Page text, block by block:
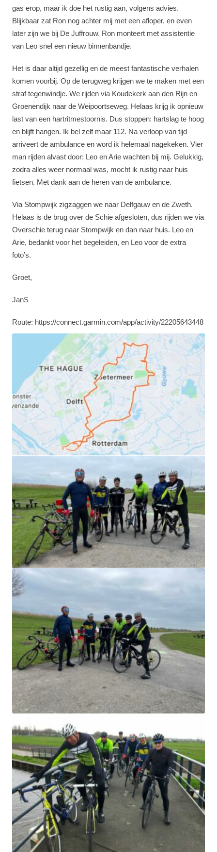
gas erop, maar ik doe het rustig aan, volgens advies.
Blijkbaar zat Ron nog achter mij met een afloper, en even
later zijn we bij De Juffrouw. Ron monteert met assistentie
van Leo snel een nieuw binnenbandje.
Het is daar altijd gezellig en de meest fantastische verhalen
komen voorbij. Op de terugweg krijgen we te maken met een
straf tegenwindje. We rijden via Koudekerk aan den Rijn en
Groenendijk naar de Weipoortseweg. Helaas krijg ik opnieuw
last van een hartritmestoornis. Dus stoppen: hartslag te hoog
en blijft hangen. Ik bel zelf maar 112. Na verloop van tijd
arriveert de ambulance en word ik helemaal nagekeken. Vier
man rijden alvast door; Leo en Arie wachten bij mij. Gelukkig,
zodra alles weer normaal was, mocht ik rustig naar huis
fietsen. Met dank aan de heren van de ambulance.
Via Stompwijk zigzaggen we naar Delfgauw en de Zweth.
Helaas is de brug over de Schie afgesloten, dus rijden we via
Overschie terug naar Stompwijk en dan naar huis. Leo en
Arie, bedankt voor het begeleiden, en Leo voor de extra
foto’s.
Groet,
JanS
Route: https://connect.garmin.com/app/activity/22205643448